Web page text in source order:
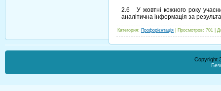
2.6 У жовтні кожного року
аналітична інформація за
Категория: Профорієнтація Просмотров: 701
Copyright